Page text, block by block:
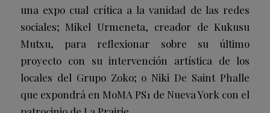
una expo cual crítica a la vanidad de las redes
sociales; Mikel Urmeneta, creador de Kukusu
Mutxu, para reflexionar sobre su último
proyecto con su intervención artística de los
locales del Grupo Zoko; o Niki De Saint Phalle
que expondrá en MoMA PS1 de Nueva York con el